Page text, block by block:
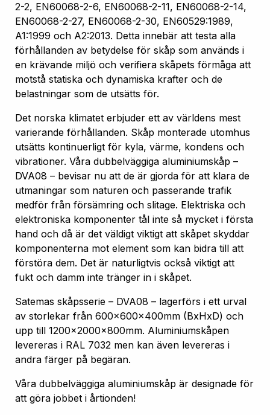
2-2, EN60068-2-6, EN60068-2-11, EN60068-2-14,
EN60068-2-27, EN60068-2-30, EN60529:1989,
A1:1999 och A2:2013. Detta innebär att testa alla
förhållanden av betydelse för skåp som används i
en krävande miljö och verifiera skåpets förmåga att
motstå statiska och dynamiska krafter och de
belastningar som de utsätts för.
Det norska klimatet erbjuder ett av världens mest
varierande förhållanden. Skåp monterade utomhus
utsätts kontinuerligt för kyla, värme, kondens och
vibrationer. Våra dubbelväggiga aluminiumskåp –
DVA08 – bevisar nu att de är gjorda för att klara de
utmaningar som naturen och passerande trafik
medför från försämring och slitage. Elektriska och
elektroniska komponenter tål inte så mycket i första
hand och då är det väldigt viktigt att skåpet skyddar
komponenterna mot element som kan bidra till att
förstöra dem. Det är naturligtvis också viktigt att
fukt och damm inte tränger in i skåpet.
Satemas skåpsserie – DVA08 – lagerförs i ett urval
av storlekar från 600x600x400mm (BxHxD) och
upp till 1200x2000x800mm. Aluminiumskåpen
levereras i RAL 7032 men kan även levereras i
andra färger på begäran.
Våra dubbelväggiga aluminiumskåp är designade för
att göra jobbet i årtionden!